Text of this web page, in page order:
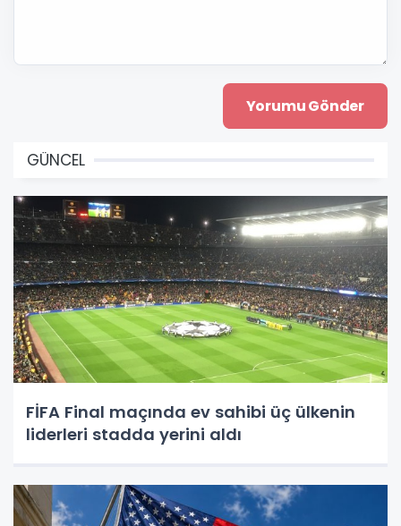
GÜNCEL
FİFA Final maçında ev sahibi üç ülkenin
liderleri stadda yerini aldı